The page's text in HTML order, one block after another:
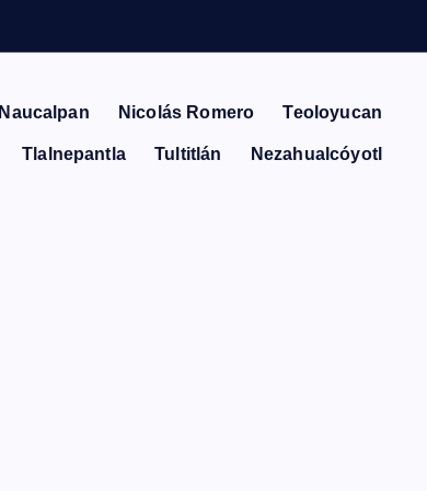
Naucalpan Nicolás Romero Teoloyucan
Tlalnepantla Tultitlán Nezahualcóyotl